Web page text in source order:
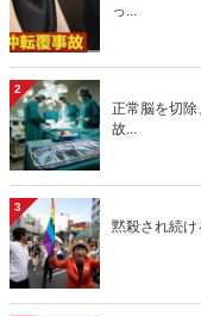
っ...
2
正常脳を切
故...
3
黙殺され続